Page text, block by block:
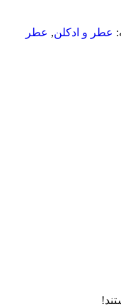
عطر و ادکلن, عطر